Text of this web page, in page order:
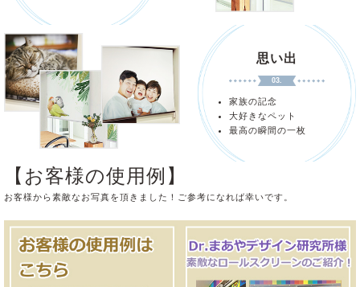
思い出
03.
家族の記念
大好きなペット
最高の瞬間の一枚
【お客様の使用例】
お客様から素敵なお写真を頂きました！ご参考になれば幸いです。